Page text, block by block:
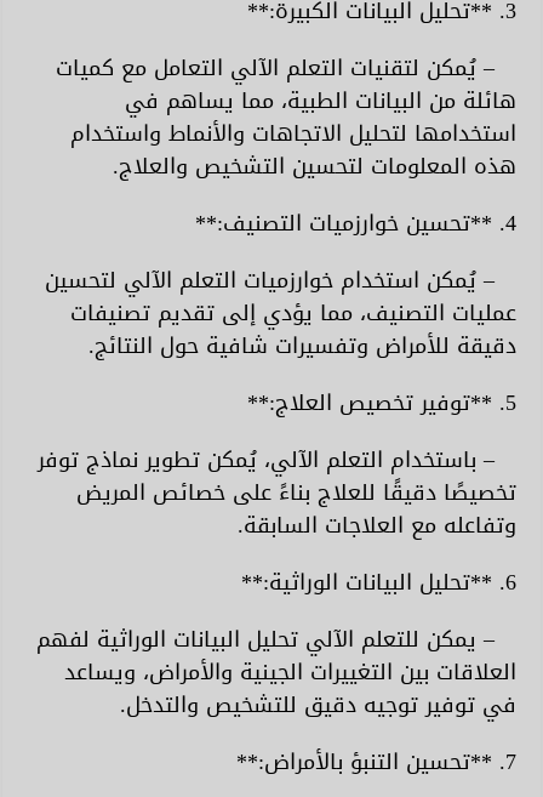
3. **تحليل البيانات الكبيرة:**
– يُمكن لتقنيات التعلم الآلي التعامل مع كميات
هائلة من البيانات الطبية، مما يساهم في
استخدامها لتحليل الاتجاهات والأنماط واستخدام
هذه المعلومات لتحسين التشخيص والعلاج.
4. **تحسين خوارزميات التصنيف:**
– يُمكن استخدام خوارزميات التعلم الآلي لتحسين
عمليات التصنيف، مما يؤدي إلى تقديم تصنيفات
دقيقة للأمراض وتفسيرات شافية حول النتائج.
5. **توفير تخصيص العلاج:**
– باستخدام التعلم الآلي، يُمكن تطوير نماذج توفر
تخصيصًا دقيقًا للعلاج بناءً على خصائص المريض
وتفاعله مع العلاجات السابقة.
6. **تحليل البيانات الوراثية:**
– يمكن للتعلم الآلي تحليل البيانات الوراثية لفهم
العلاقات بين التغييرات الجينية والأمراض، ويساعد
في توفير توجيه دقيق للتشخيص والتدخل.
7. **تحسين التنبؤ بالأمراض:**